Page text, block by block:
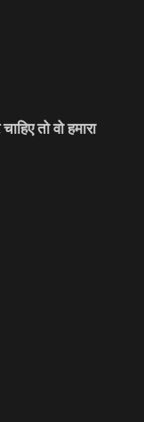
तो वो हमारा